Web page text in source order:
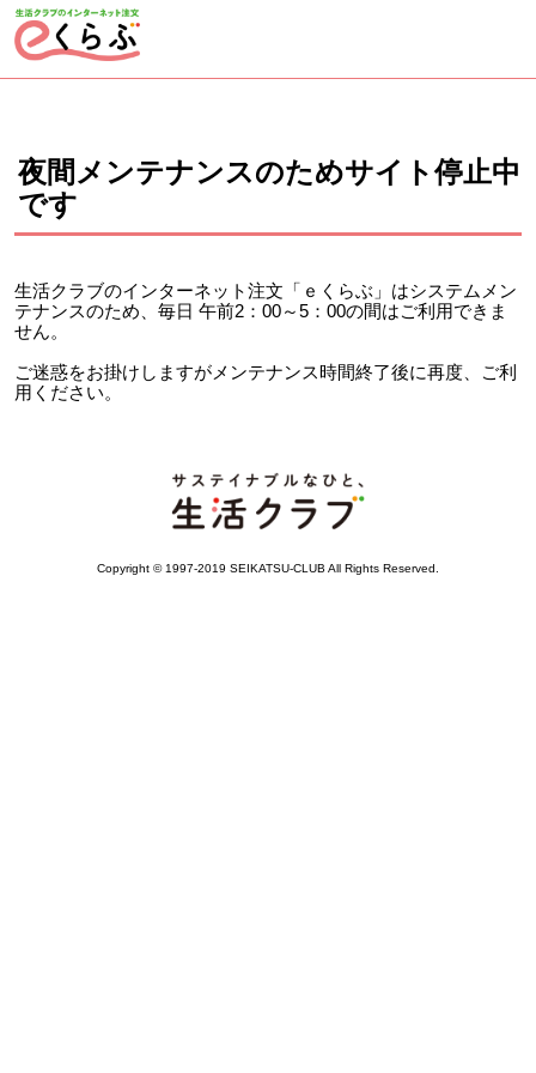
ページの先頭です。
夜間メンテナンスのためサイト停止中
です
生活クラブのインターネット注文「ｅくらぶ」はシステムメン
テナンスのため、毎日 午前2：00～5：00の間はご利用できま
せん。
ご迷惑をお掛けしますがメンテナンス時間終了後に再度、ご利
用ください。
Copyright © 1997-2019 SEIKATSU-CLUB All Rights Reserved.